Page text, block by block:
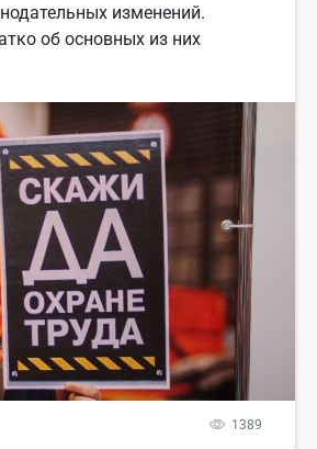
изменений.
об основных из них
1389